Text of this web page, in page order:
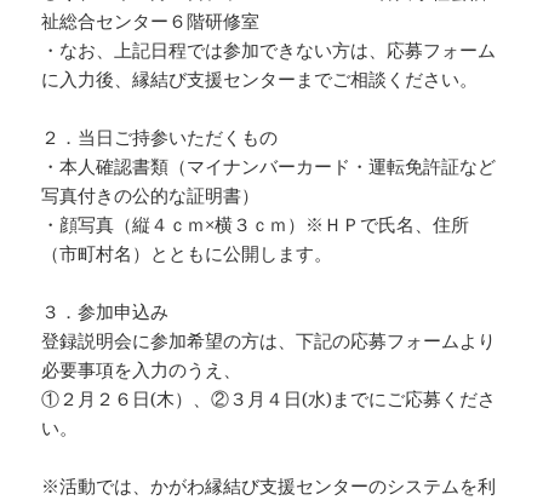
祉総合センター６階研修室
・なお、上記日程では参加できない方は、応募フォーム
に入力後、縁結び支援センターまでご相談ください。
２．当日ご持参いただくもの
・本人確認書類（マイナンバーカード・運転免許証など
写真付きの公的な証明書）
・顔写真（縦４ｃｍ×横３ｃｍ）※ＨＰで氏名、住所
（市町村名）とともに公開します。
３．参加申込み
登録説明会に参加希望の方は、下記の応募フォームより
必要事項を入力のうえ、
①２月２６日(木）、②３月４日(水)までにご応募くださ
い。
※活動では、かがわ縁結び支援センターのシステムを利